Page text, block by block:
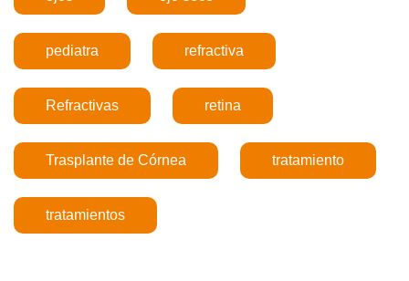
pediatra refractiva
Refractivas retina
Trasplante de Córnea tratamiento
tratamientos